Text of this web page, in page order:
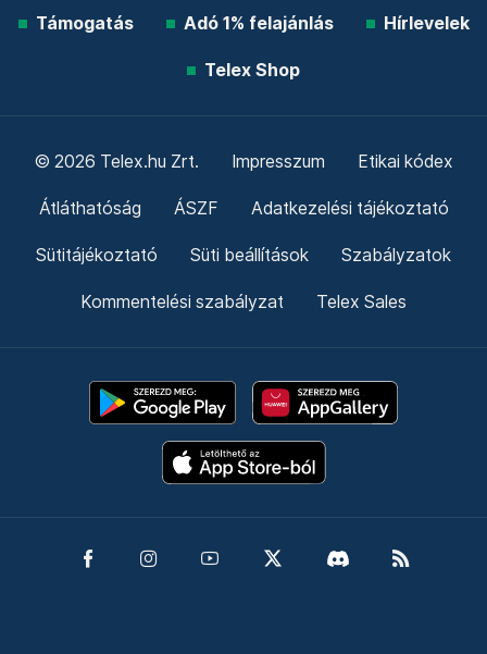
Támogatás Adó 1% felajánlás Hírlevelek
Telex Shop
© 2026 Telex.hu Zrt. Impresszum Etikai kódex
Átláthatóság ÁSZF Adatkezelési tájékoztató
Sütitájékoztató Süti beállítások Szabályzatok
Kommentelési szabályzat Telex Sales